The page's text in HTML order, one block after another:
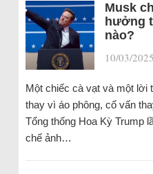
Musk
hưởng
nào?
10/03/2025
Một chiếc cà vạt và một lời
thay vì áo phông, cố vấn
Tổng thống Hoa Kỳ Trump
chế ảnh…